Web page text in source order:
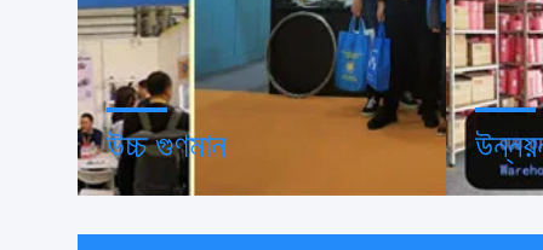
উচ্চ গুণমান
সরবরাহকারীর সক্ষমতা মূল্যায়ন। আমাদের
যন্ত্রপাতি